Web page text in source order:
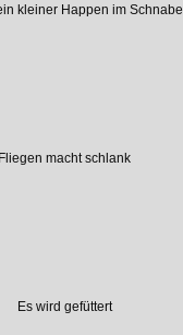
kleiner Happen im Schnabel
Fliegen macht schlank
Es wird gefüttert